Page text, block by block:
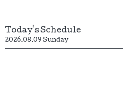
Today's Schedule
2026.08.09 Sunday